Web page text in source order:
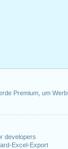
Premium, um
developers
Excel-Export